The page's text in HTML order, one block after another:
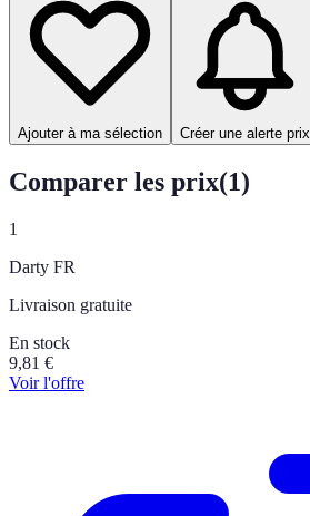
Ajouter à ma sélection Créer une alerte prix
Comparer les prix(1)
1
Darty FR
Livraison gratuite
En stock
9,81 €
Voir l'offre